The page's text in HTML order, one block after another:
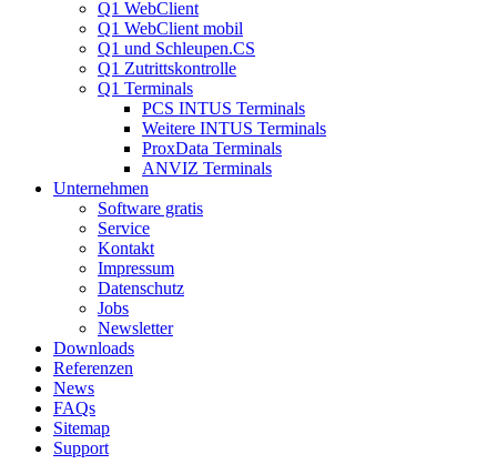
Q1 WebClient
Q1 WebClient mobil
Q1 und Schleupen.CS
Q1 Zutrittskontrolle
Q1 Terminals
PCS INTUS Terminals
Weitere INTUS Terminals
ProxData Terminals
ANVIZ Terminals
Unternehmen
Software gratis
Service
Kontakt
Impressum
Datenschutz
Jobs
Newsletter
Downloads
Referenzen
News
FAQs
Sitemap
Support